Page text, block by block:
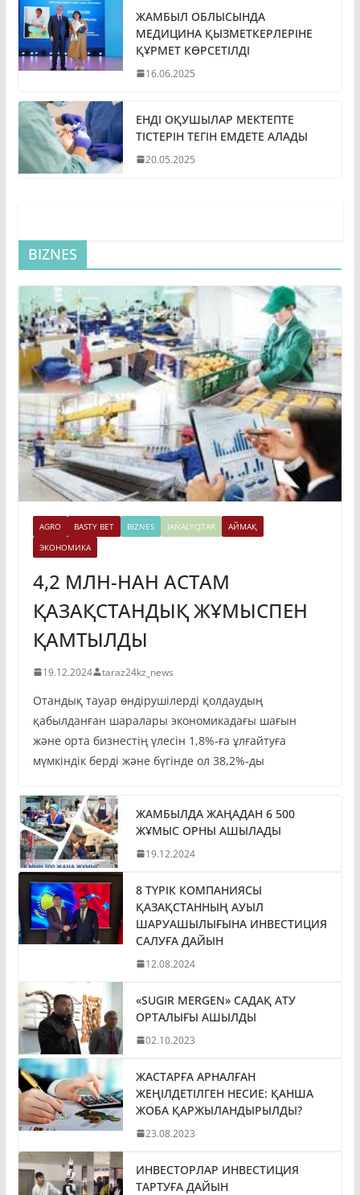
ЖАМБЫЛ ОБЛЫСЫНДА
МЕДИЦИНА ҚЫЗМЕТКЕРЛЕРІНЕ
ҚҰРМЕТ КӨРСЕТІЛДІ
16.06.2025
ЕНДІ ОҚУШЫЛАР МЕКТЕПТЕ
ТІСТЕРІН ТЕГІН ЕМДЕТЕ АЛАДЫ
20.05.2025
BIZNES
AGRO BASTY BET BIZNES JAŃALYQTAR
АЙМАҚ
ЭКОНОМИКА
4,2 МЛН-НАН АСТАМ
ҚАЗАҚСТАНДЫҚ ЖҰМЫСПЕН
ҚАМТЫЛДЫ
19.12.2024 taraz24kz_news
Отандық тауар өндірушілерді қолдаудың
қабылданған шаралары экономикадағы шағын
және орта бизнестің үлесін 1,8%-ға ұлғайтуға
мүмкіндік берді және бүгінде ол 38,2%-ды
ЖАМБЫЛДА ЖАҢАДАН 6 500
ЖҰМЫС ОРНЫ АШЫЛАДЫ
19.12.2024
8 ТҮРІК КОМПАНИЯСЫ
ҚАЗАҚСТАННЫҢ АУЫЛ
ШАРУАШЫЛЫҒЫНА ИНВЕСТИЦИЯ
САЛУҒА ДАЙЫН
12.08.2024
«SUGIR MERGEN» САДАҚ АТУ
ОРТАЛЫҒЫ АШЫЛДЫ
02.10.2023
ЖАСТАРҒА АРНАЛҒАН
ЖЕҢІЛДЕТІЛГЕН НЕСИЕ: ҚАНША
ЖОБА ҚАРЖЫЛАНДЫРЫЛДЫ?
23.08.2023
ИНВЕСТОРЛАР ИНВЕСТИЦИЯ
ТАРТУҒА ДАЙЫН